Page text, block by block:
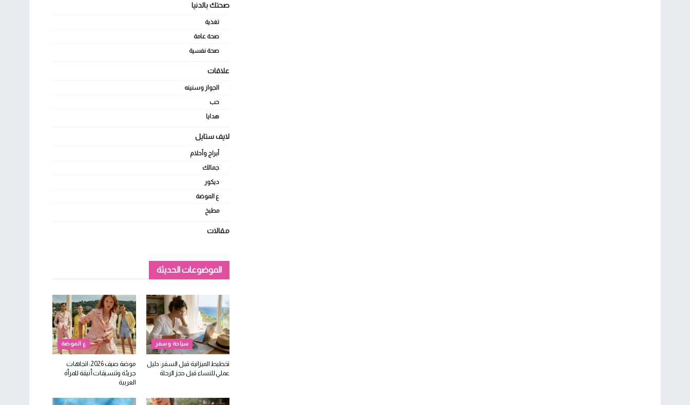
صحتك بالدنيا
تغذية
صحة عامة
صحة نفسية
علاقات
الجواز وسنينه
حب
هدايا
لايف ستايل
أبراج وأحلام
جمالك
ديكور
ع الموضة
مطبخ
مقالات
الموضوعات الحديثة
سياحة وسفر
تخطيط الميزانية قبل السفر: دليل
عملي للنساء قبل حجز الرحلة
ع الموضة
موضة صيف 2026: اتجاهات
جريئة وتنسيقات أنيقة للمرأة
العربية